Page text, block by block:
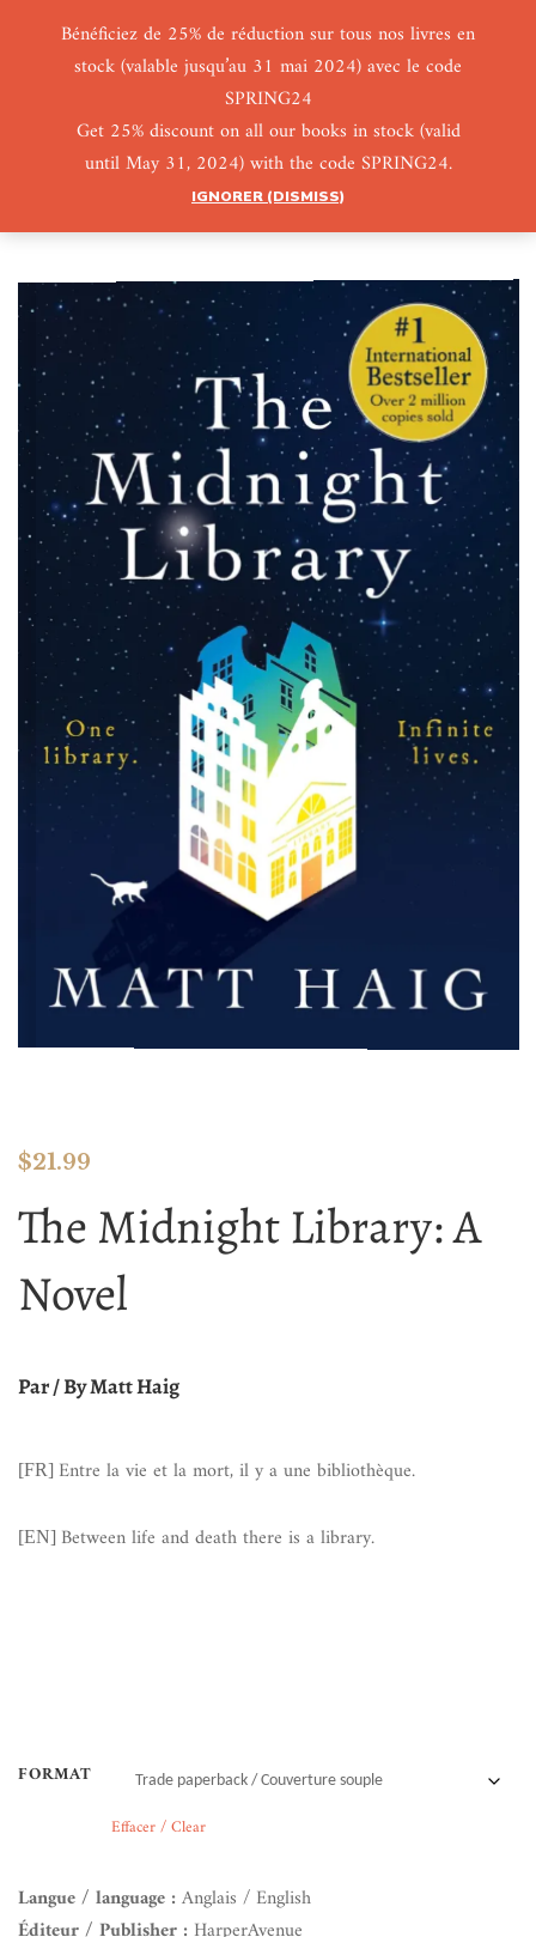
Bénéficiez de 25% de réduction sur tous nos livres en
stock (valable jusqu’au 31 mai 2024) avec le code
SPRING24
Get 25% discount on all our books in stock (valid
until May 31, 2024) with the code SPRING24.
IGNORER (DISMISS)
0 0
$21.99
The Midnight Library: A
Novel
Par / By Matt Haig
[FR] Entre la vie et la mort, il y a une bibliothèque.
[EN] Between life and death there is a library.
FORMAT
Effacer / Clear
Langue / language :Anglais / English